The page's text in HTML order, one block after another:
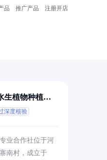
品 推广产品 注册开店
生植物种植专
深度核验
业合作社位于河
南村，成立于